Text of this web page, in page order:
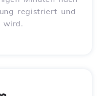
registriert und
wird.